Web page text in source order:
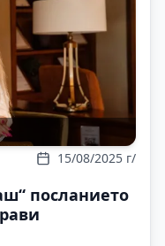
15/08/2025 г/
посланието